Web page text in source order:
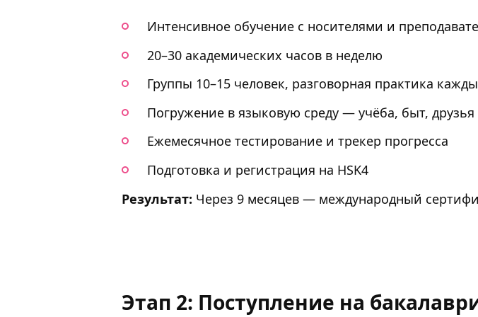
Интенсивное обучение с носителями и
20–30 академических часов в неделю
Группы 10–15 человек, разговорная практика
Погружение в языковую среду — учёба, быт,
Ежемесячное тестирование и трекер прогресса
Подготовка и регистрация на HSK4
Результат: Через 9 месяцев — международный
Этап 2: Поступление на